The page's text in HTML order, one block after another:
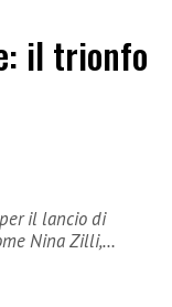
il trionfo
il lancio di
Nina Zilli,…